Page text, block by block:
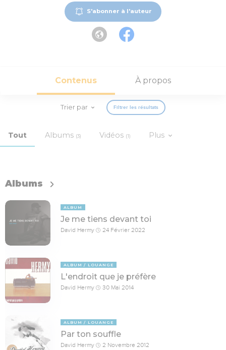
S'abonner à l'auteur
Contenus À propos
Trier par Filtrer les résultats
Tout Albums (3) Vidéos (1) Plus
Albums
ALBUM
Je me tiens devant toi
David Hermy 24 Février 2022
ALBUM LOUANGE
L'endroit que je préfère
David Hermy 30 Mai 2014
ALBUM LOUANGE
Par ton souffle
David Hermy 2 Novembre 2012